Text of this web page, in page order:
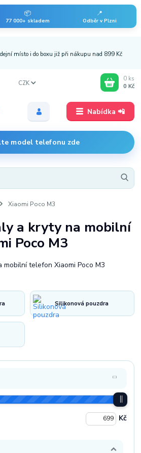
📦
77 000+ skladem
📍
Odběr v Plzni
Nabídka 📲
místo i do boxu již při nákupu nad 899 Kč
model telefonu zde
CZK
0 ks
0 Kč
Xiaomi Poco M3
a kryty na mobilní
Poco M3
mobilní telefon Xiaomi Poco M3
Silikonová pouzdra
Kč